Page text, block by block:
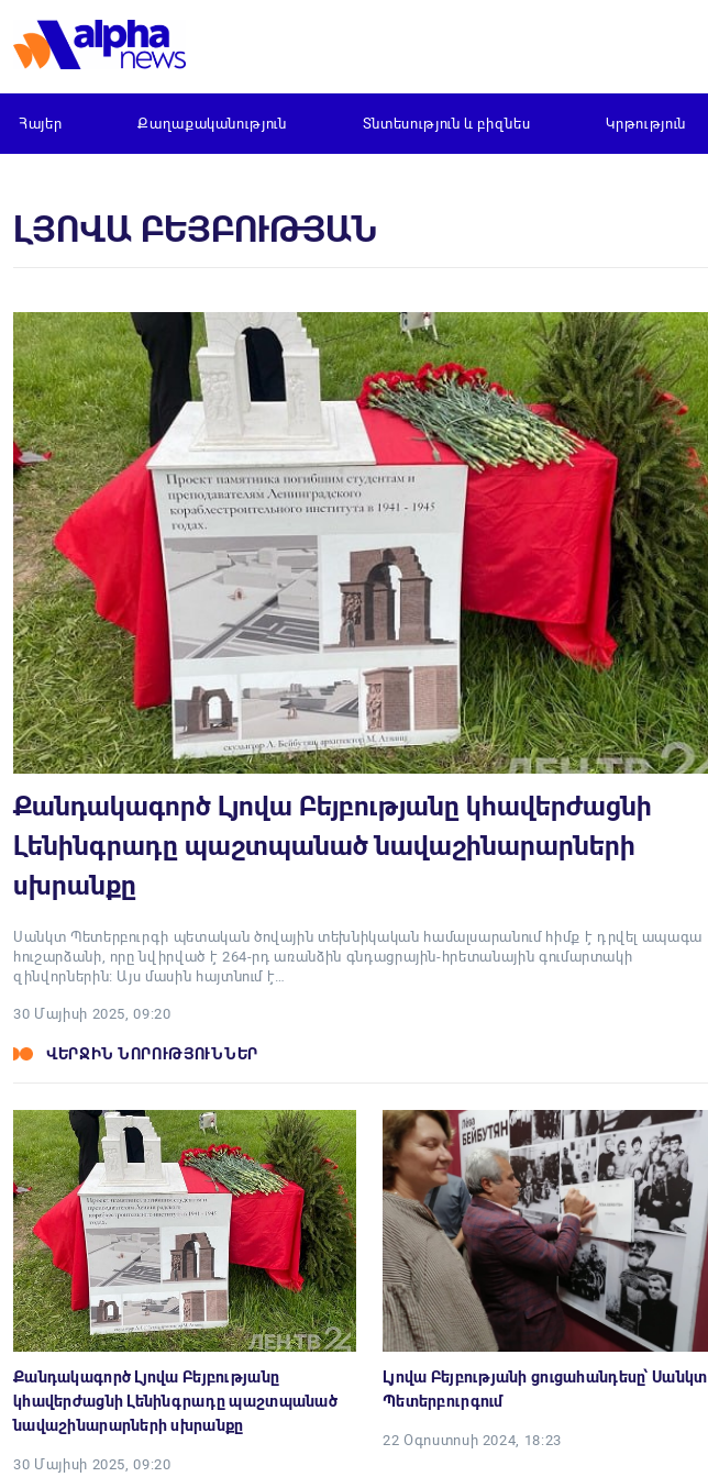
Հայեր Քաղաքականություն Տնտեսություն և բիզնես Կրթություն
ԼՅՈՎԱ ԲԵՅԲՈՒԹՅԱՆ
Քանդակագործ Լյովա Բեյբությանը կհավերժացնի
Լենինգրադը պաշտպանած նավաշինարարների
սխրանքը
Սանկտ Պետերբուրգի պետական ծովային տեխնիկական համալսարանում հիմք է դրվել ապագա
հուշարձանի, որը նվիրված է 264-րդ առանձին գնդացրային-հրետանային գումարտակի
զինվորներին։ Այս մասին հայտնում է…
30 Մայիսի 2025, 09:20
ՎԵՐՋԻՆ ՆՈՐՈՒԹՅՈՒՆՆԵՐ
Քանդակագործ Լյովա Բեյբությանը
կհավերժացնի Լենինգրադը պաշտպանած
նավաշինարարների սխրանքը
30 Մայիսի 2025, 09:20
Լյովա Բեյբությանի ցուցահանդեսը՝ Սանկտ
Պետերբուրգում
22 Օգոստոսի 2024, 18:23